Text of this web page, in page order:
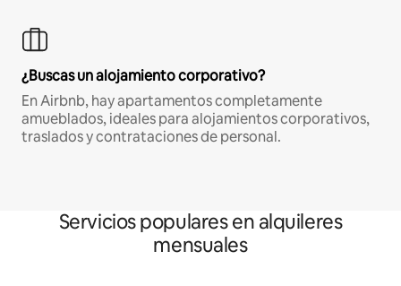
¿Buscas un alojamiento corporativo?
En Airbnb, hay apartamentos completamente
amueblados, ideales para alojamientos corporativos,
traslados y contrataciones de personal.
Servicios populares en alquileres
mensuales